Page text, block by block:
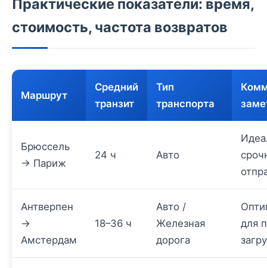
Практические показатели: время,
стоимость, частота возвратов
Маршрут
Средний
транзит
Тип
транспорта
Брюссель
→ Париж
24 ч Авто
Антверпен
→
Амстердам
18–36 ч
Авто /
Железная
дорога
для